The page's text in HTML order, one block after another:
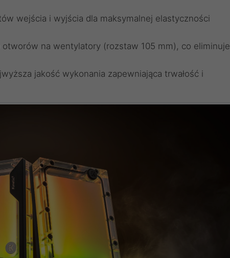
wejścia i wyjścia dla maksymalnej elastyczności
na wentylatory (rozstaw 105 mm), co eliminuje
jakość wykonania zapewniająca trwałość i